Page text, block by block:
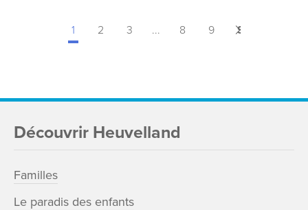
1 2 3 ... 8 9 Suivant
Découvrir Heuvelland
Familles
Le paradis des enfants